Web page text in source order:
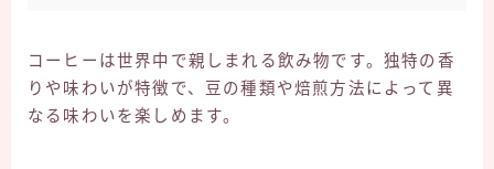
コーヒーは世界中で親しまれる飲み物です。独特の香
りや味わいが特徴で、豆の種類や焙煎方法によって異
なる味わいを楽しめます。